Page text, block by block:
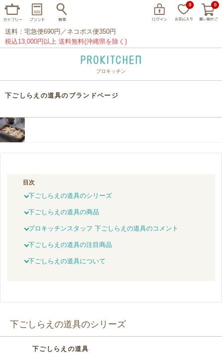
0 0
家事問屋 ウェック フライパン
プレート グラス カトラリー
送料：宅急便690円／ネコポス便350円
税込13,000円以上 送料無料(沖縄県を除く)
プロキッチン
下ごしらえの道具のブランドページ
目次
下ごしらえの道具のシリーズ
下ごしらえの道具の商品
プロキッチンスタッフ 下ごしらえの道具のコメント
下ごしらえの道具の注目商品
下ごしらえの道具について
下ごしらえの道具のシリーズ
下ごしらえの道具